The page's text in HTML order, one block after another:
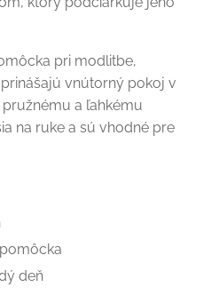
pri modlitbe,
vnútorný pokoj v
a ľahkému
na ruke a sú vhodné pre
deň